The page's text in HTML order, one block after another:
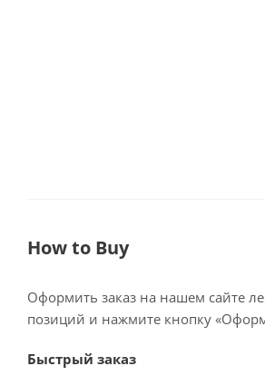
How to Buy
Оформить заказ на нашем сайте
позиций и нажмите кнопку
Быстрый заказ